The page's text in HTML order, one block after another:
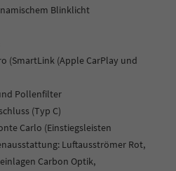
Blinklicht
(SmartLink (Apple CarPlay und
Pollenfilter
(Typ C)
Carlo (Einstiegsleisten
Luftausströmer Rot,
Carbon Optik,